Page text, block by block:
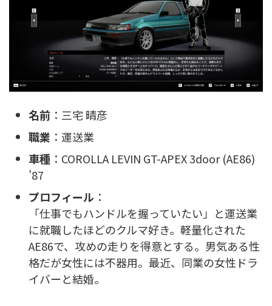
名前 ：三宅 晴彦
職業 ：運送業
車種 ：COROLLA LEVIN GT-APEX 3door (AE86)
’87
プロフィール ：
「仕事でもハンドルを握っていたい」と運送業
に就職したほどのクルマ好き。軽量化された
AE86で、攻めの走りを得意とする。男気ある性
格だが女性には不器用。最近、同業の女性ドラ
イバーと結婚。